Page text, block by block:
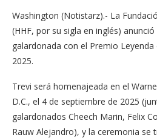
Washington (Notistarz).- La
(HHF, por su sigla en inglés) anunció
galardonada con el Premio Leyenda
2025.
Trevi será homenajeada en el
D.C., el 4 de septiembre de 2025
galardonados Cheech Marin, Felix
Rauw Alejandro), y la ceremonia se